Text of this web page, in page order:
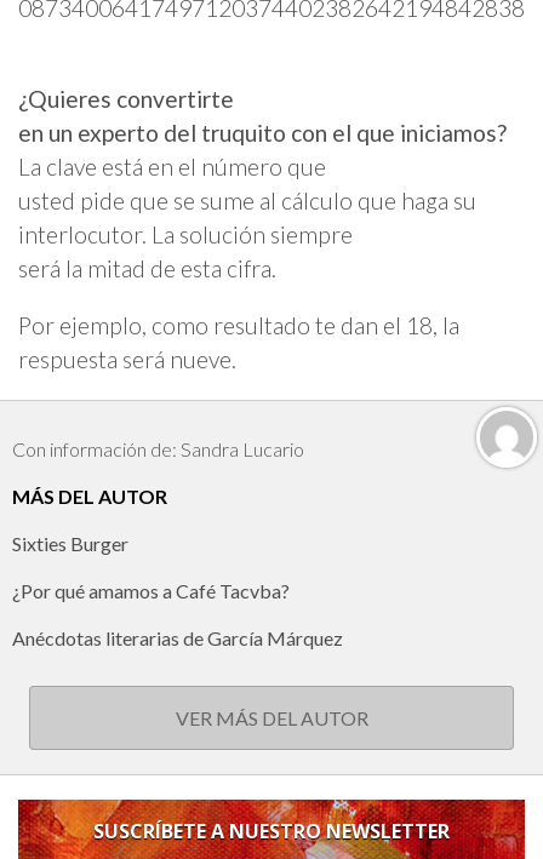
¿Quieres convertirte
en un experto del truquito con el que iniciamos?
La clave está en el número que
usted pide que se sume al cálculo que haga su
interlocutor. La solución siempre
será la mitad de esta cifra.
Por ejemplo, como resultado te dan el 18, la
respuesta será nueve.
Con información de: Sandra Lucario
MÁS DEL AUTOR
Sixties Burger
¿Por qué amamos a Café Tacvba?
Anécdotas literarias de García Márquez
VER MÁS DEL AUTOR
SUSCRÍBETE A NUESTRO NEWSLETTER